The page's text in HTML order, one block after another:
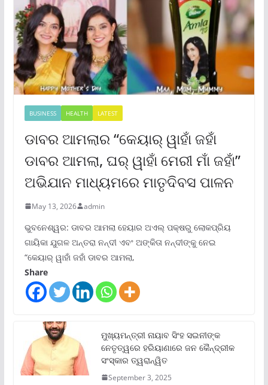
BUSINESS HEALTH LATEST
ଡାବର ଆମଲାର “କେୟାର୍ ୱାହାଁ ଜହାଁ
ଡାବର ଆମଲା, ଘର୍ ୱାହାଁ ମେରୀ ମାଁ ଜହାଁ”
ଅଭିଯାନ ମାଧ୍ୟମରେ ମାତୃଦିବସ ପାଳନ
May 13, 2026 admin
ଭୁବନେଶ୍ୱର: ଡାବର ଆମଲା ହେୟାର ଅଏଲ୍ ପକ୍ଷରୁ ଲୋକପ୍ରିୟ
ଗାୟିକା ଯୁଗଳ ଅନ୍ତରା ନନ୍ଦୀ ଏବଂ ଅଙ୍କିତା ନନ୍ଦୀଙ୍କୁ ନେଇ
“କେୟାର୍ ୱାହାଁ ଜହାଁ ଡାବର ଆମଲା,
Share
ମୁଖ୍ୟମନ୍ତ୍ରୀ ନାୟାବ ସିଂହ ସଇନୀଙ୍କ
ନେତୃତ୍ୱରେ ହରିୟାଣାରେ ଜନ କୈନ୍ଦ୍ରୀକ
ସଂସ୍କାର ତ୍ୱରାନ୍ୱିତ
September 3, 2025